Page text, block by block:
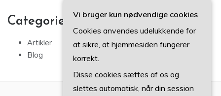
Categories
Artikler
Blog
Vi bruger kun nødvendige cookies
Cookies anvendes udelukkende for
at sikre, at hjemmesiden fungerer
korrekt.
Disse cookies sættes af os og
slettes automatisk, når din session